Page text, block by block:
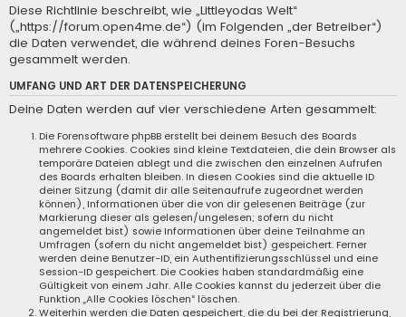
Diese Richtlinie beschreibt, wie „Littleyodas Welt“
(„https://forum.open4me.de“) (im Folgenden „der Betreiber“)
die Daten verwendet, die während deines Foren-Besuchs
gesammelt werden.
UMFANG UND ART DER DATENSPEICHERUNG
Deine Daten werden auf vier verschiedene Arten gesammelt:
Die Forensoftware phpBB erstellt bei deinem Besuch des Boards
mehrere Cookies. Cookies sind kleine Textdateien, die dein Browser als
temporäre Dateien ablegt und die zwischen den einzelnen Aufrufen
des Boards erhalten bleiben. In diesen Cookies sind die aktuelle ID
deiner Sitzung (damit dir alle Seitenaufrufe zugeordnet werden
können), Informationen über die von dir gelesenen Beiträge (zur
Markierung dieser als gelesen/ungelesen; sofern du nicht
angemeldet bist) sowie Informationen über deine Teilnahme an
Umfragen (sofern du nicht angemeldet bist) gespeichert. Ferner
werden deine Benutzer-ID, ein Authentifizierungsschlüssel und eine
Session-ID gespeichert. Die Cookies haben standardmäßig eine
Gültigkeit von einem Jahr. Alle Cookies kannst du jederzeit über die
Funktion „Alle Cookies löschen“ löschen.
Weiterhin werden die Daten gespeichert, die du bei der Registrierung,